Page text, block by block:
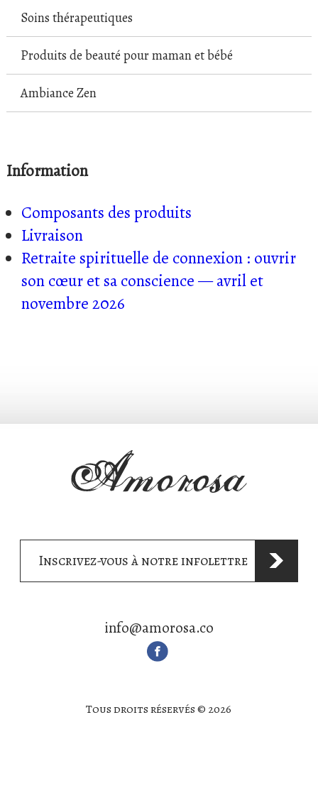
Soins thérapeutiques
Produits de beauté pour maman et bébé
Ambiance Zen
Information
Composants des produits
Livraison
Retraite spirituelle de connexion : ouvrir
son cœur et sa conscience — avril et
novembre 2026
Inscrivez-vous à notre infolettre
info@amorosa.co
Tous droits réservés © 2026